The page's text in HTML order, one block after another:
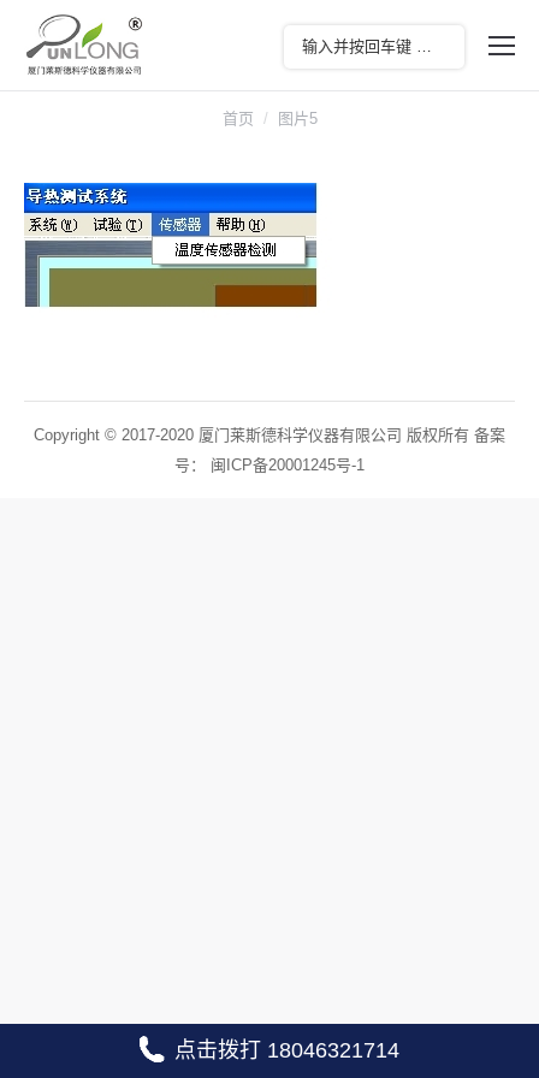
首页 图片5
Copyright © 2017-2020 厦门莱斯德科学仪器有限公司 版权所有 备案
号： 闽ICP备20001245号-1
点击拨打 18046321714